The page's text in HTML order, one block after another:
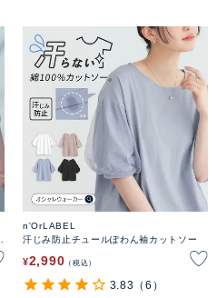
n'OrLABEL
汗じみ防止チュールぽわん袖カットソー
¥2,990 税込
3.83 （6）